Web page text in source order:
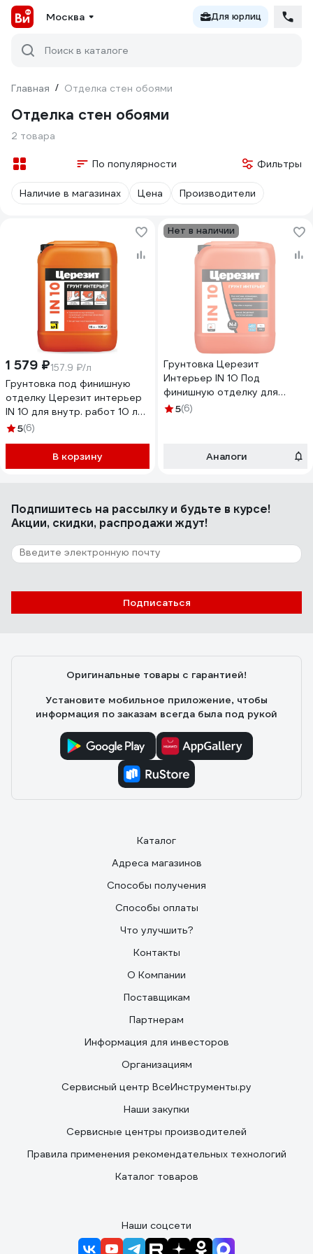
Москва Для юрлиц
Поиск в каталоге
Главная / Отделка стен обоями
Отделка стен обоями
2 товара
По популярности Фильтры
Наличие в магазинах Цена Производители
1 579 ₽157.9 ₽/л
Грунтовка под финишную
отделку Церезит интерьер
IN 10 для внутр. работ 10 л
1/60 49664 2142154
5(6)
В корзину
Нет в наличии
Грунтовка Церезит
Интерьер IN 10 Под
финишную отделку для
внутренних работ 10 л Зима
5(6)
Аналоги
Подпишитесь на рассылкуи будьте в курсе!
Акции, скидки, распродажи ждут!
Подписаться
Оригинальные товары с гарантией!
Установите мобильное приложение, чтобы
информация по заказам всегда была под рукой
Каталог
Адреса магазинов
Способы получения
Способы оплаты
Что улучшить?
Контакты
О Компании
Поставщикам
Партнерам
Информация для инвесторов
Организациям
Сервисный центр ВсеИнструменты.ру
Наши закупки
Сервисные центры производителей
Правила применения рекомендательных технологий
Каталог товаров
Наши соцсети